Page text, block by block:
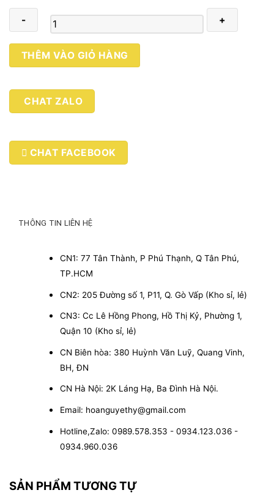
Giỏ
hoa
mừng
003
THÊM VÀO GIỎ HÀNG
CHAT ZALO
CHAT FACEBOOK
THÔNG TIN LIÊN HỆ
CN1: 77 Tân Thành, P Phú Thạnh, Q Tân Phú,
TP.HCM
CN2: 205 Đường số 1, P11, Q. Gò Vấp (Kho sỉ, lẻ)
CN3: Cc Lê Hồng Phong, Hồ Thị Kỷ, Phường 1,
Quận 10 (Kho sỉ, lẻ)
CN Biên hòa: 380 Huỳnh Văn Luỹ, Quang Vinh,
BH, ĐN
CN Hà Nội: 2K Láng Hạ, Ba Đình Hà Nội.
Email: hoanguyethy@gmail.com
Hotline,Zalo: 0989.578.353 - 0934.123.036 -
0934.960.036
SẢN PHẨM TƯƠNG TỰ